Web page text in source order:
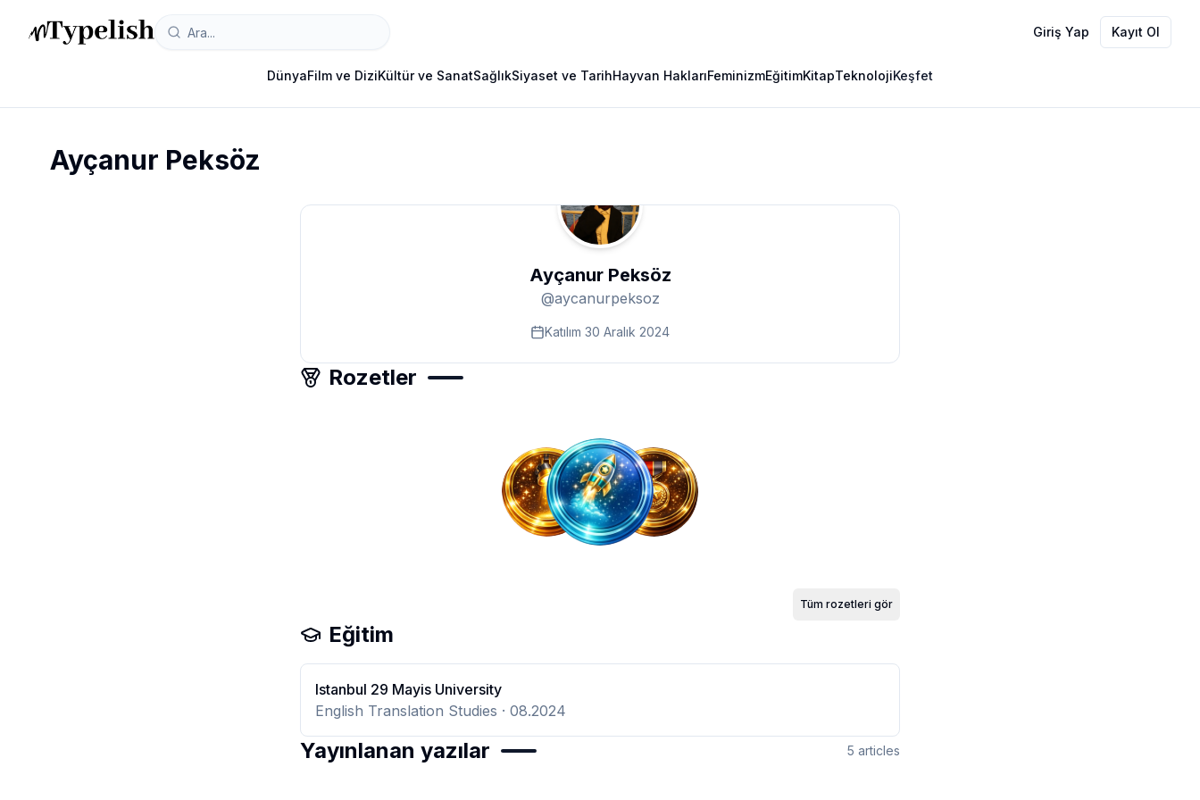
Giriş Yap Kayıt Ol
DünyaFilm ve DiziKültür ve SanatSağlıkSiyaset ve TarihHayvan HaklarıFeminizmEğitimKitapTeknolojiKeşfet
Ayçanur Peksöz
Ayçanur Peksöz
@aycanurpeksoz
Katılım 30 Aralık 2024
Rozetler
Tüm rozetleri gör
Eğitim
Istanbul 29 Mayis University
English Translation Studies · 08.2024
Yayınlanan yazılar 5 articles